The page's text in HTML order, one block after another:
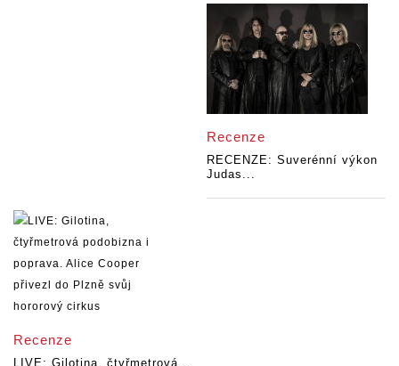
Recenze
RECENZE: Suverénní výkon
Judas...
Recenze
LIVE: Gilotina, čtyřmetrová...